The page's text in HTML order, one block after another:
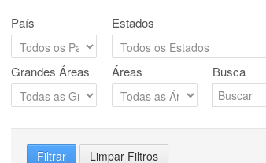
País Estados
Grandes Áreas Áreas Busca
Filtrar Limpar Filtros